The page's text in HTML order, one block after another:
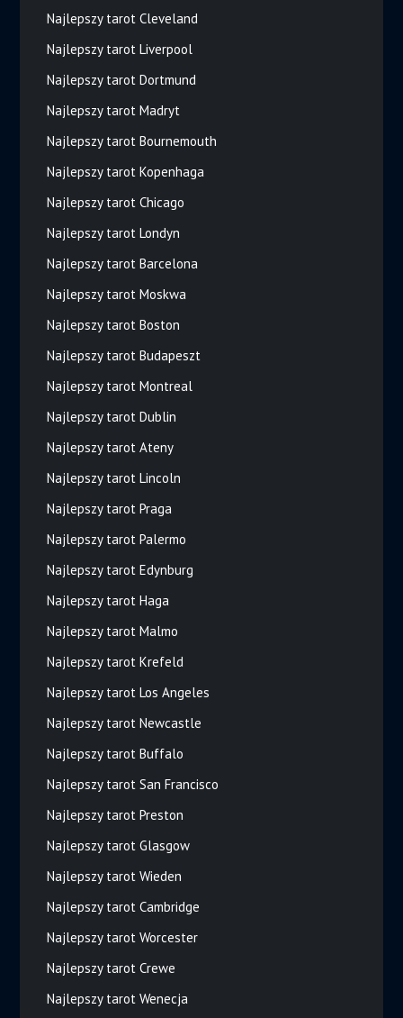
Najlepszy tarot Cleveland
Najlepszy tarot Liverpool
Najlepszy tarot Dortmund
Najlepszy tarot Madryt
Najlepszy tarot Bournemouth
Najlepszy tarot Kopenhaga
Najlepszy tarot Chicago
Najlepszy tarot Londyn
Najlepszy tarot Barcelona
Najlepszy tarot Moskwa
Najlepszy tarot Boston
Najlepszy tarot Budapeszt
Najlepszy tarot Montreal
Najlepszy tarot Dublin
Najlepszy tarot Ateny
Najlepszy tarot Lincoln
Najlepszy tarot Praga
Najlepszy tarot Palermo
Najlepszy tarot Edynburg
Najlepszy tarot Haga
Najlepszy tarot Malmo
Najlepszy tarot Krefeld
Najlepszy tarot Los Angeles
Najlepszy tarot Newcastle
Najlepszy tarot Buffalo
Najlepszy tarot San Francisco
Najlepszy tarot Preston
Najlepszy tarot Glasgow
Najlepszy tarot Wieden
Najlepszy tarot Cambridge
Najlepszy tarot Worcester
Najlepszy tarot Crewe
Najlepszy tarot Wenecja